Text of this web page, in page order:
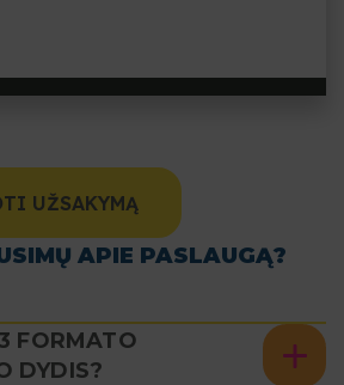
UŽSAKYMĄ
APIE PASLAUGĄ?
FORMATO
DYDIS?